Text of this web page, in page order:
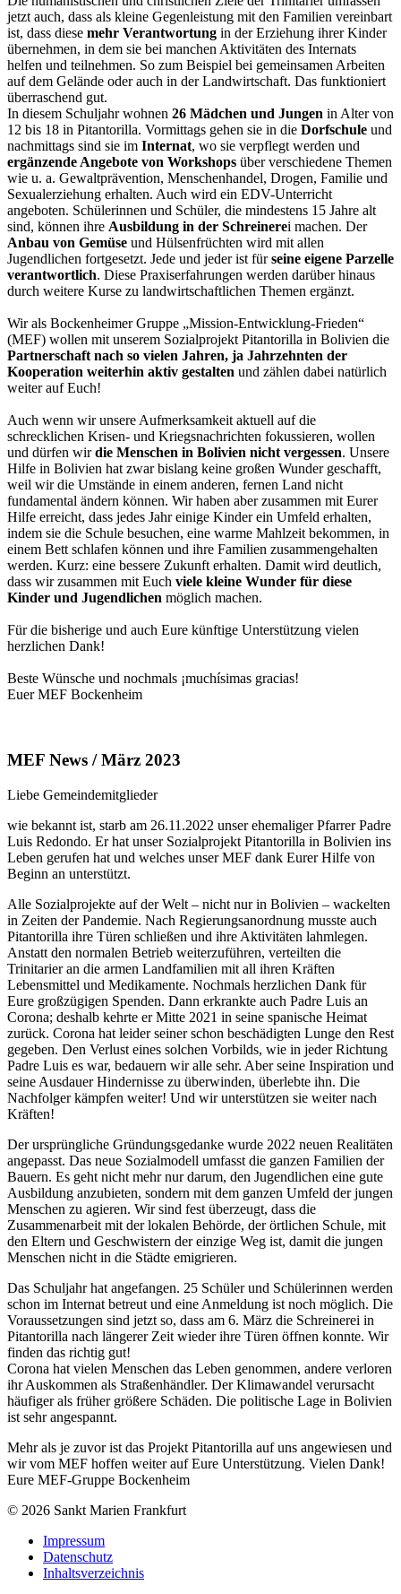
jetzt auch, dass als kleine Gegenleistung mit den Familien vereinbart
ist, dass diese mehr Verantwortung in der Erziehung ihrer Kinder
übernehmen, in dem sie bei manchen Aktivitäten des Internats
helfen und teilnehmen. So zum Beispiel bei gemeinsamen Arbeiten
auf dem Gelände oder auch in der Landwirtschaft. Das funktioniert
überraschend gut.
In diesem Schuljahr wohnen 26 Mädchen und Jungen in Alter von
12 bis 18 in Pitantorilla. Vormittags gehen sie in die Dorfschule und
nachmittags sind sie im Internat, wo sie verpflegt werden und
ergänzende Angebote von Workshops über verschiedene Themen
wie u. a. Gewaltprävention, Menschenhandel, Drogen, Familie und
Sexualerziehung erhalten. Auch wird ein EDV-Unterricht
angeboten. Schülerinnen und Schüler, die mindestens 15 Jahre alt
sind, können ihre Ausbildung in der Schreinerei machen. Der
Anbau von Gemüse und Hülsenfrüchten wird mit allen
Jugendlichen fortgesetzt. Jede und jeder ist fürseine eigene Parzelle
verantwortlich. Diese Praxiserfahrungen werden darüber hinaus
durch weitere Kurse zu landwirtschaftlichen Themen ergänzt.
Wir als Bockenheimer Gruppe „Mission-Entwicklung-Frieden“
(MEF) wollen mit unserem Sozialprojekt Pitantorilla in Bolivien die
Partnerschaft nach so vielen Jahren, ja Jahrzehnten der
Kooperation weiterhin aktiv gestalten und zählen dabei natürlich
weiter auf Euch!
Auch wenn wir unsere Aufmerksamkeit aktuell auf die
schrecklichen Krisen- und Kriegsnachrichten fokussieren, wollen
und dürfen wirdie Menschen in Bolivien nicht vergessen. Unsere
Hilfe in Bolivien hat zwar bislang keine großen Wunder geschafft,
weil wir die Umstände in einem anderen, fernen Land nicht
fundamental ändern können. Wir haben aber zusammen mit Eurer
Hilfe erreicht, dass jedes Jahr einige Kinder ein Umfeld erhalten,
indem sie die Schule besuchen, eine warme Mahlzeit bekommen, in
einem Bett schlafen können und ihre Familien zusammengehalten
werden. Kurz: eine bessere Zukunft erhalten. Damit wird deutlich,
dass wir zusammen mit Euch viele kleine Wunder für diese
Kinder und Jugendlichen möglich machen.
Für die bisherige und auch Eure künftige Unterstützung vielen
herzlichen Dank!
Beste Wünsche und nochmals ¡muchísimas gracias!
Euer MEF Bockenheim
MEF News / März 2023
Liebe Gemeindemitglieder
wie bekannt ist, starb am 26.11.2022 unser ehemaliger Pfarrer Padre
Luis Redondo. Er hat unser Sozialprojekt Pitantorilla in Bolivien ins
Leben gerufen hat und welches unser MEF dank Eurer Hilfe von
Beginn an unterstützt.
Alle Sozialprojekte auf der Welt – nicht nur in Bolivien – wackelten
in Zeiten der Pandemie. Nach Regierungsanordnung musste auch
Pitantorilla ihre Türen schließen und ihre Aktivitäten lahmlegen.
Anstatt den normalen Betrieb weiterzuführen, verteilten die
Trinitarier an die armen Landfamilien mit all ihren Kräften
Lebensmittel und Medikamente. Nochmals herzlichen Dank für
Eure großzügigen Spenden. Dann erkrankte auch Padre Luis an
Corona; deshalb kehrte er Mitte 2021 in seine spanische Heimat
zurück. Corona hat leider seiner schon beschädigten Lunge den Rest
gegeben. Den Verlust eines solchen Vorbilds, wie in jeder Richtung
Padre Luis es war, bedauern wir alle sehr. Aber seine Inspiration und
seine Ausdauer Hindernisse zu überwinden, überlebte ihn. Die
Nachfolger kämpfen weiter! Und wir unterstützen sie weiter nach
Kräften!
Der ursprüngliche Gründungsgedanke wurde 2022 neuen Realitäten
angepasst. Das neue Sozialmodell umfasst die ganzen Familien der
Bauern. Es geht nicht mehr nur darum, den Jugendlichen eine gute
Ausbildung anzubieten, sondern mit dem ganzen Umfeld der jungen
Menschen zu agieren. Wir sind fest überzeugt, dass die
Zusammenarbeit mit der lokalen Behörde, der örtlichen Schule, mit
den Eltern und Geschwistern der einzige Weg ist, damit die jungen
Menschen nicht in die Städte emigrieren.
Das Schuljahr hat angefangen. 25 Schüler und Schülerinnen werden
schon im Internat betreut und eine Anmeldung ist noch möglich. Die
Voraussetzungen sind jetzt so, dass am 6. März die Schreinerei in
Pitantorilla nach längerer Zeit wieder ihre Türen öffnen konnte. Wir
finden das richtig gut!
Corona hat vielen Menschen das Leben genommen, andere verloren
ihr Auskommen als Straßenhändler. Der Klimawandel verursacht
häufiger als früher größere Schäden. Die politische Lage in Bolivien
ist sehr angespannt.
Mehr als je zuvor ist das Projekt Pitantorilla auf uns angewiesen und
wir vom MEF hoffen weiter auf Eure Unterstützung. Vielen Dank!
Eure MEF-Gruppe Bockenheim
© 2026 Sankt Marien Frankfurt
Impressum
Datenschutz
Inhaltsverzeichnis